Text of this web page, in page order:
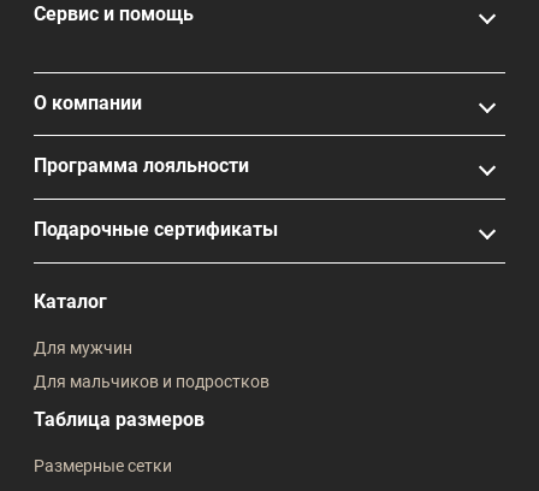
Сервис и помощь
О компании
Программа лояльности
Подарочные сертификаты
Каталог
Для мужчин
Для мальчиков и подростков
Таблица размеров
Размерные сетки